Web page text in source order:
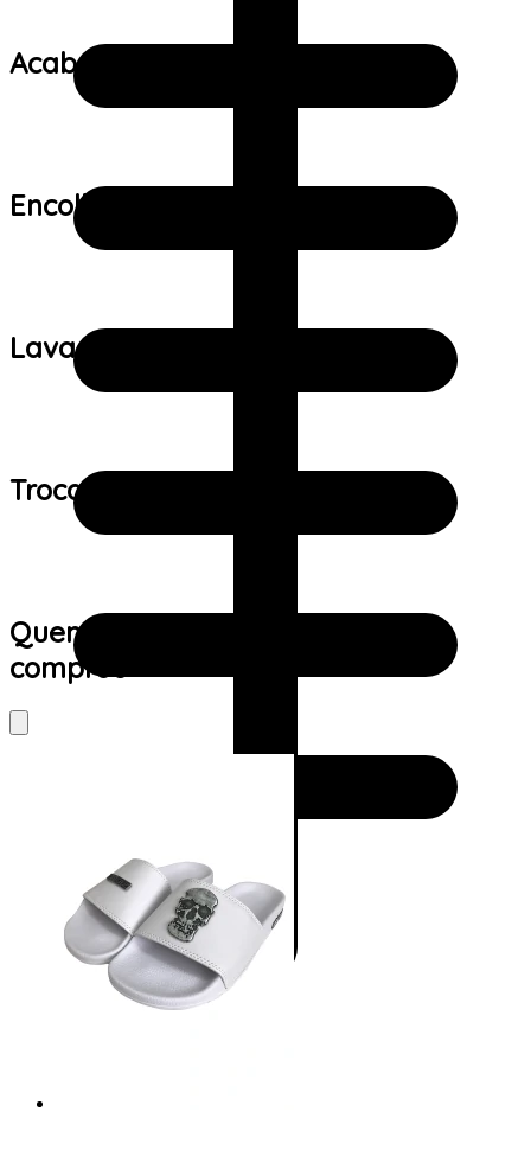
Acabamento:
Encolhimento:
Lavagem:
Trocas e devoluções:
Quem viu este produto também
comprou